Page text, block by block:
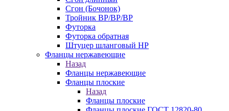
Сгон (Бочонок)
Тройник ВР/ВР/ВР
Футорка
Футорка обратная
Штуцер шланговый НР
Фланцы нержавеющие
Назад
Фланцы нержавеющие
Фланцы плоские
Назад
Фланцы плоские